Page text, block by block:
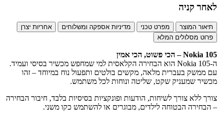
לאחר קניה
תיאור המוצר מפרט טכני מדיניות אספקה ומשלוחים
אחריות יצרן
פרוט מסלולים המלא
Nokia 105 – הכי פשוט, הכי אמין
ה-Nokia 105 הוא הבחירה הקלאסית למי שמחפש מכשיר בסיסי ועמיד.
עם ממשק בעברית מלאה, מקשים בולטים ותפעול נוח במיוחד – זהו
מכשיר שמעניק שקט, שליטה ונוחות לכל משתמש.
צורך ללא צורך לשיחות, הודעות ופונקציות בסיסיות בלבד, חיבור הבחירה
– הבחירה הבטוחה לילדים, מבוגרים או להשתמש כקו משני.